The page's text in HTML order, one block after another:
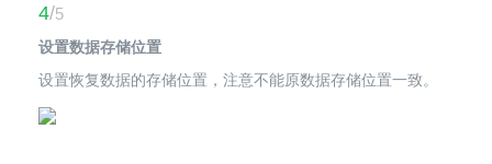
4/5
设置数据存储位置
设置恢复数据的存储位置，注意不能原数据存储位置一致。